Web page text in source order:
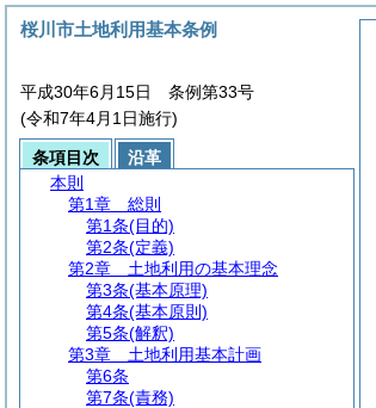
桜川市土地利用基本条例
平成30年6月15日 条例第33号
(令和7年4月1日施行)
条項目次
沿革
本則
第1章
総則
第1条(目的)
第2条(定義)
第2章
土地利用の基本理念
第3条(基本原理)
第4条(基本原則)
第5条(解釈)
第3章
土地利用基本計画
第6条
第7条(責務)